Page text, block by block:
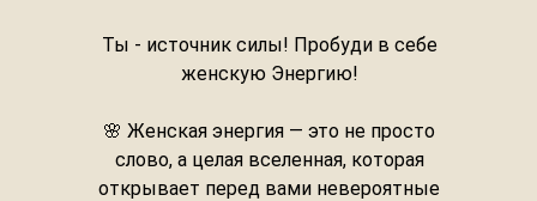
Ты - источник силы! Пробуди в себе
женскую Энергию!
🌸 Женская энергия — это не просто
слово, а целая вселенная, которая
открывает перед вами невероятные